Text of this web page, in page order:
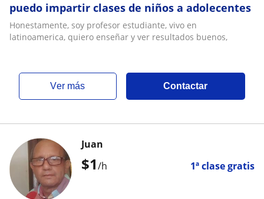
puedo impartir clases de niños a adolecentes
Honestamente, soy profesor estudiante, vivo en
latinoamerica, quiero enseñar y ver resultados buenos,
ver más Contactar
$1/h 1ª clase gratis
Juan